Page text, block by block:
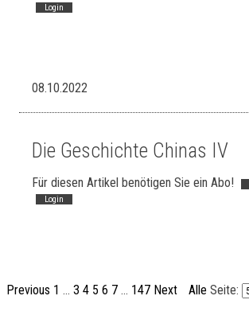
Login
08.10.2022
Die Geschichte Chinas IV
Für diesen Artikel benötigen Sie ein Abo!
Login
Previous 1 ... 3 4 5 6 7 ... 147 Next Alle Seite: